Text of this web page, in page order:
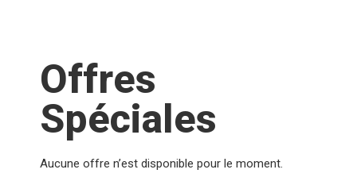
Offres
Spéciales
Aucune offre n’est disponible pour le moment.